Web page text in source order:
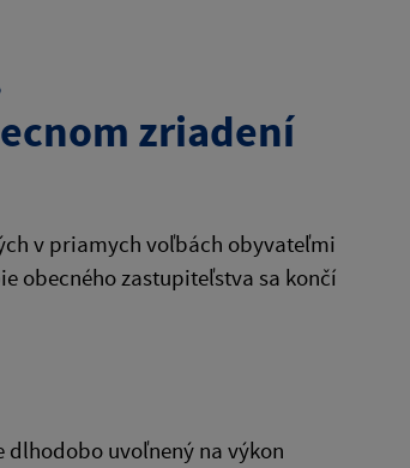
zriadení
v priamych voľbách obyvateľmi
obecného zastupiteľstva sa končí
dlhodobo uvoľnený na výkon